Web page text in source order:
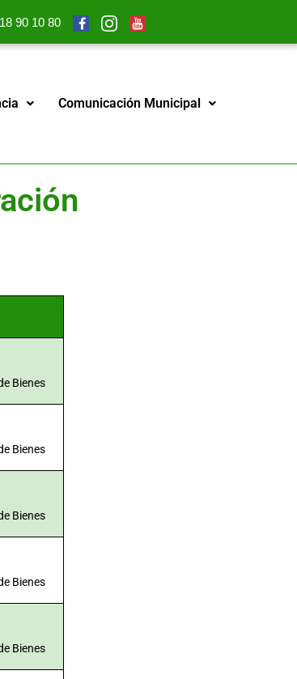
90 10 80
Comunicación Municipal
Bienes
Bienes
Bienes
Bienes
Bienes